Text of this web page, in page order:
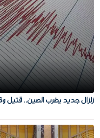
زلزال جديد يضرب الصين.. قتيل و6 مصابين واستنفار في إقليم سيتشوان